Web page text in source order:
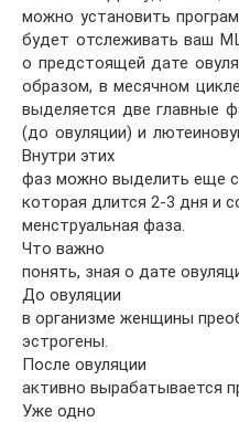
можно установить
будет отслеживать ваш
о предстоящей дате
образом, в месячном
выделяется две главные
(до овуляции) и
Внутри этих
фаз можно выделить еще
которая длится 2-3 дня и
менструальная фаза.
Что важно
понять, зная о дате
До овуляции
в организме женщины
эстрогены.
После овуляции
активно вырабатывается
Уже одно